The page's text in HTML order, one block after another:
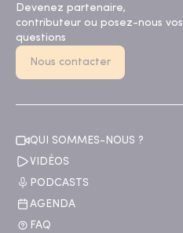
Devenez partenaire,
contributeur ou posez-nous vos
questions
Nous contacter
QUI SOMMES-NOUS ?
VIDÉOS
PODCASTS
AGENDA
FAQ